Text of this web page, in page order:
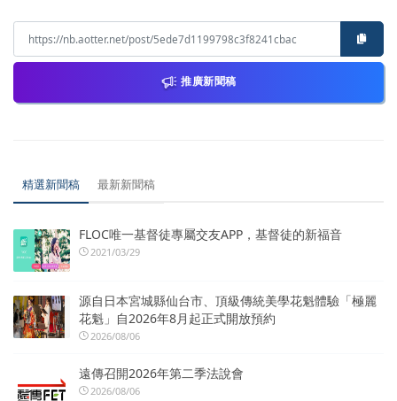
推廣新聞稿
精選新聞稿 最新新聞稿
FLOC唯一基督徒專屬交友APP，基督徒的新福音
2021/03/29
源自日本宮城縣仙台市、頂級傳統美學花魁體驗「極麗
花魁」自2026年8月起正式開放預約
2026/08/06
遠傳召開2026年第二季法說會
2026/08/06